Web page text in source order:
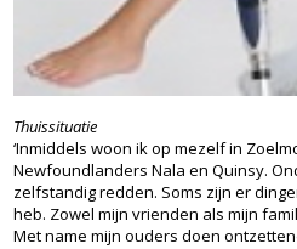
Thuissituatie
‘Inmiddels woon ik op mezelf in
Newfoundlanders Nala en Quinsy.
zelfstandig redden. Soms zijn er
heb. Zowel mijn vrienden als mijn
Met name mijn ouders doen